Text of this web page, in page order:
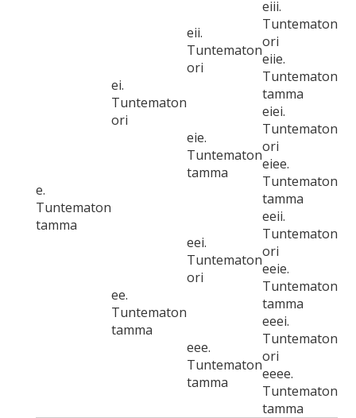
e.
Tuntematon
tamma
ei.
Tuntematon
ori
eii.
Tuntematon
ori
eiii.
Tuntematon
ori
eiie.
Tuntematon
tamma
eie.
Tuntematon
tamma
eiei.
Tuntematon
ori
eiee.
Tuntematon
tamma
ee.
Tuntematon
tamma
eei.
Tuntematon
ori
eeii.
Tuntematon
ori
eeie.
Tuntematon
tamma
eee.
Tuntematon
tamma
eeei.
Tuntematon
ori
eeee.
Tuntematon
tamma